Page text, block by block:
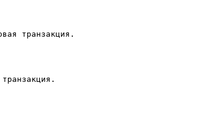
транзакция.